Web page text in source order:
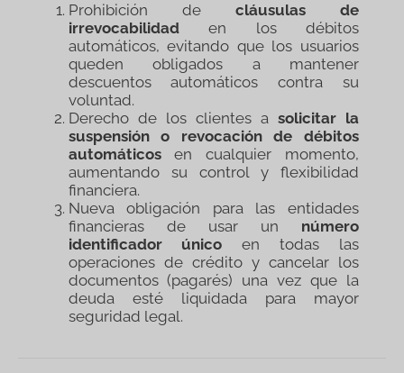
Prohibición de cláusulas de
irrevocabilidaden los débitos
automáticos, evitando que los usuarios
queden obligados a mantener
descuentos automáticos contra su
voluntad.
Derecho de los clientes a solicitar la
suspensión o revocación de débitos
automáticosen cualquier momento,
aumentando su control y flexibilidad
financiera.
Nueva obligación para las entidades
financieras de usar un número
identificador único en todas las
operaciones de crédito y cancelar los
documentos (pagarés) una vez que la
deuda esté liquidada para mayor
seguridad legal.